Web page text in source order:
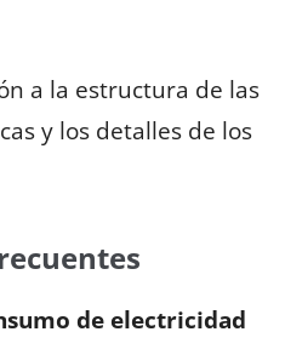
a la estructura de las
y los detalles de los
de electricidad